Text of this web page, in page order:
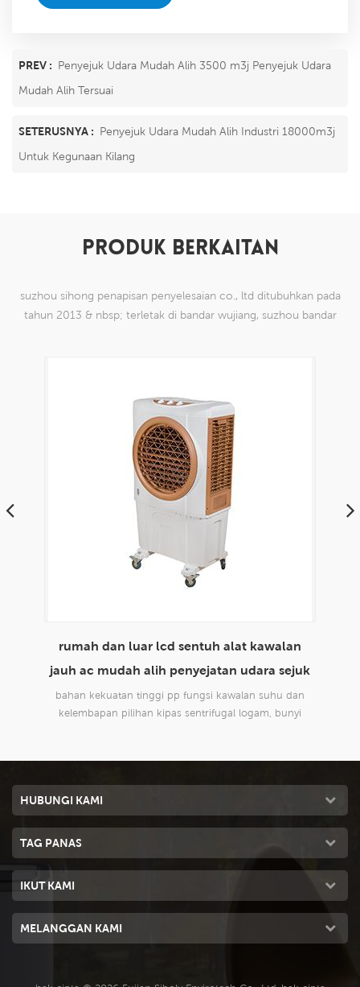
PREV : Penyejuk Udara Mudah Alih 3500 m3j Penyejuk Udara
Mudah Alih Tersuai
SETERUSNYA : Penyejuk Udara Mudah Alih Industri 18000m3j
Untuk Kegunaan Kilang
PRODUK BERKAITAN
suzhou sihong penapisan penyelesaian co., ltd ditubuhkan pada
tahun 2013 & nbsp; terletak di bandar wujiang, suzhou bandar
envirotech 8000cmh penggunaan rumah
domestik mudah alih penyejatan penyejatan
udara sejuk
reka bentuk baru, sesuai untuk semua jenis aplikasi
dalaman dan luaran, komersil dan perindustrian.
HUBUNGI KAMI
TAG PANAS
IKUT KAMI
MELANGGAN KAMI